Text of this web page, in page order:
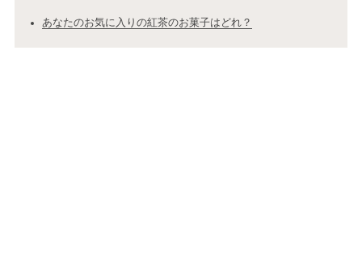
あなたのお気に入りの紅茶のお菓子はどれ？